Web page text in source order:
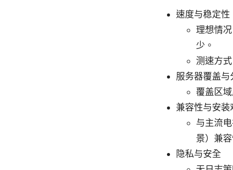
速度与稳定性
理想情
少。
测速方
服务器覆盖与
覆盖区
兼容性与安装
与主流
景）兼
隐私与安全